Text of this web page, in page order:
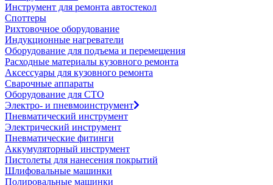
Инструмент для ремонта автостекол
Споттеры
Рихтовочное оборудование
Индукционные нагреватели
Оборудование для подъема и перемещения
Расходные материалы кузовного ремонта
Аксессуары для кузовного ремонта
Сварочные аппараты
Оборудование для СТО
Электро- и пневмоинструмент
Пневматический инструмент
Электрический инструмент
Пневматические фитинги
Аккумуляторный инструмент
Пистолеты для нанесения покрытий
Шлифовальные машинки
Полировальные машинки